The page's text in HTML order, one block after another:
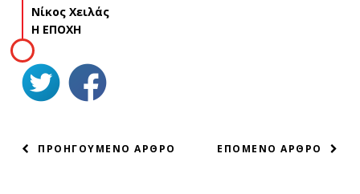
Νίκος Χειλάς
Η ΕΠΟΧΗ
ΠΛΟΗΓΗΣΗ
ΕΠΟΜΕΝΟ ΑΡΘΡΟ
ΠΡΟΗΓΟΥΜΕΝΟ ΑΡΘΡΟ